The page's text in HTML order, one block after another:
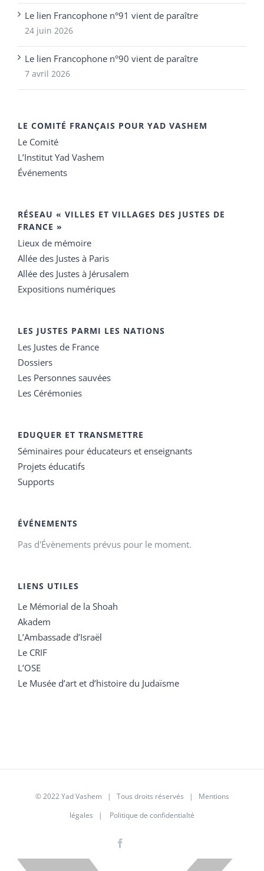
Le lien Francophone n°91 vient de paraître
24 juin 2026
Le lien Francophone n°90 vient de paraître
7 avril 2026
LE COMITÉ FRANÇAIS POUR YAD VASHEM
Le Comité
L’Institut Yad Vashem
Événements
RÉSEAU « VILLES ET VILLAGES DES JUSTES DE
FRANCE »
Lieux de mémoire
Allée des Justes à Paris
Allée des Justes à Jérusalem
Expositions numériques
LES JUSTES PARMI LES NATIONS
Les Justes de France
Dossiers
Les Personnes sauvées
Les Cérémonies
EDUQUER ET TRANSMETTRE
Séminaires pour éducateurs et enseignants
Projets éducatifs
Supports
ÉVÉNEMENTS
Pas d'Évènements prévus pour le moment.
LIENS UTILES
Le Mémorial de la Shoah
Akadem
L’Ambassade d’Israël
Le CRIF
L’OSE
Le Musée d’art et d’histoire du Judaïsme
© 2022 Yad Vashem | Tous droits réservés | Mentions
légales | Politique de confidentialté
X